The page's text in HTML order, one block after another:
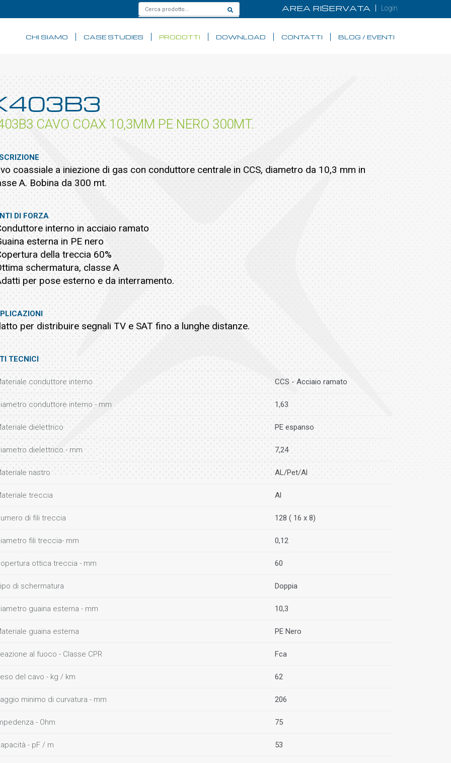
AREA RISERVATA Login
CHI SIAMO CASE STUDIES PRODOTTI DOWNLOAD CONTATTI BLOG / EVENTI
CAVO COAX 10,3MM PE NERO 300MT.
coassiale a iniezione di gas con conduttore centrale in CCS, diametro da 10,3 mm in
A. Bobina da 300 mt.
DI FORZA
interno in acciaio ramato
esterna in PE nero
della treccia 60%
schermatura, classe A
per pose esterno e da interramento.
per distribuire segnali TV e SAT fino a lunghe distanze.
TECNICI
conduttore interno CCS - Acciaio ramato
conduttore interno - mm 1,63
dielettrico PE espanso
dielettrico - mm 7,24
nastro AL/Pet/Al
treccia Al
di fili treccia 128 ( 16 x 8)
fili treccia- mm 0,12
ottica treccia - mm 60
di schermatura Doppia
guaina esterna - mm 10,3
guaina esterna PE Nero
al fuoco - Classe CPR Fca
del cavo - kg / km 62
minimo di curvatura - mm 206
- Ohm 75
- pF / m 53